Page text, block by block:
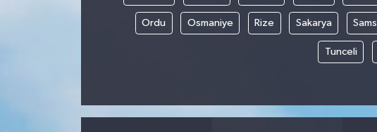
Ordu Osmaniye Rize Sakarya
Tunceli